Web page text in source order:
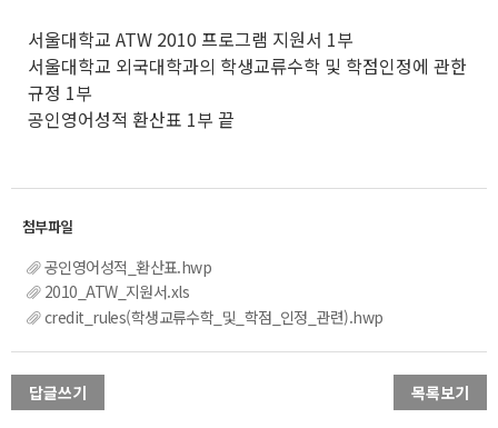
서울대학교 ATW 2010 프로그램 지원서 1부
서울대학교 외국대학과의 학생교류수학 및 학점인정에 관한
규정 1부
공인영어성적 환산표 1부 끝
공인영어성적_환산표.hwp
2010_ATW_지원서.xls
credit_rules(학생교류수학_및_학점_인정_관련).hwp
답글쓰기 목록보기